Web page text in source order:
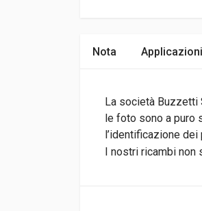
Nota Applicazioni
La società Buzzetti
le foto sono a puro
l’identificazione dei
I nostri ricambi non